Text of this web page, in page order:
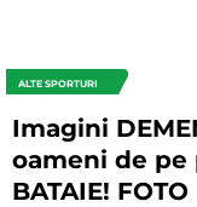
ALTE SPORTURI
Imagini
oameni de pe
BATAIE! FOTO